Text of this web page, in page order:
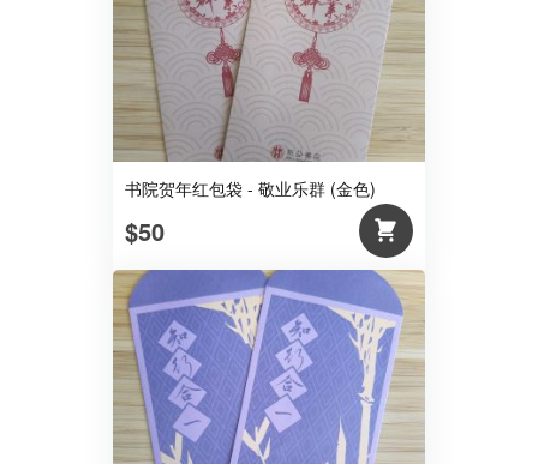
书院贺年红包袋 - 敬业乐群 (金色)
$50